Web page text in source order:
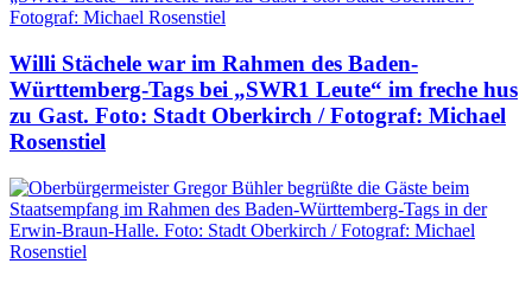
Willi Stächele war im Rahmen des Baden-
Württemberg-Tags bei „SWR1 Leute“ im freche hus
zu Gast. Foto: Stadt Oberkirch / Fotograf: Michael
Rosenstiel